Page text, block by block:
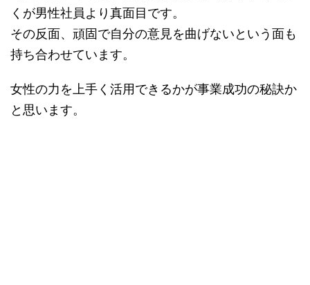
くが男性社員より真面目です。
その反面、頑固で自分の意見を曲げないという面も
持ち合わせています。
女性の力を上手く活用できるかが事業成功の秘訣か
と思います。